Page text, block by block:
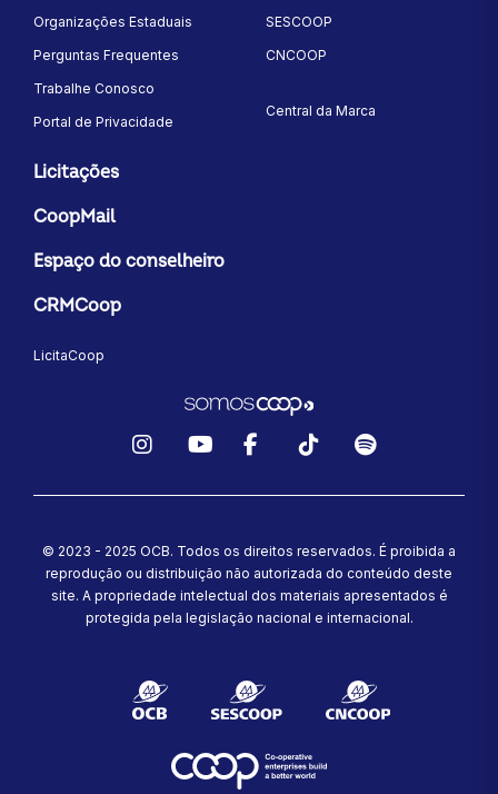
Organizações Estaduais
Perguntas Frequentes
Trabalhe Conosco
Portal de Privacidade
SESCOOP
CNCOOP
Central da Marca
Licitações
CoopMail
Espaço do conselheiro
CRMCoop
LicitaCoop
© 2023 - 2025 OCB. Todos os direitos reservados. É proibida a
reprodução ou distribuição não autorizada do conteúdo deste
site. A propriedade intelectual dos materiais apresentados é
protegida pela legislação nacional e internacional.